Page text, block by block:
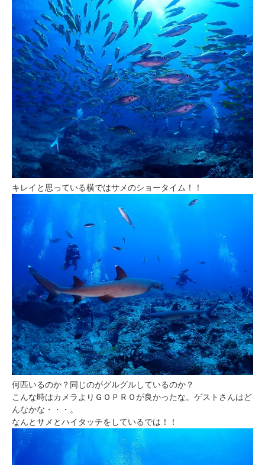
キレイと思っている横ではサメのショータイム！！
何匹いるのか？同じのがグルグルしているのか？
こんな時はカメラよりＧＯＰＲＯが良かったな。ゲストさんはど
んなかな・・・。
なんとサメとハイタッチをしているでは！！